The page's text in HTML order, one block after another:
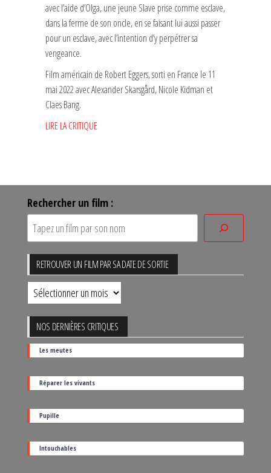
avec l’aide d’Olga, une jeune Slave prise comme esclave,
dans la ferme de son oncle, en se faisant lui aussi passer
pour un esclave, avec l’intention d’y perpétrer sa
vengeance.
Film américain de Robert Eggers, sorti en France le 11
mai 2022 avec Alexander Skarsgård, Nicole Kidman et
Claes Bang.
LIRE LA CRITIQUE
Rechercher un film :
RETROUVER UN FILM PAR SA DATE DE SORTIE
Retrouver
un
film
par
sa
date
de
sortie
NOS DERNIÈRES CRITIQUES
Les meutes
Réparer les vivants
Pupille
Intouchables